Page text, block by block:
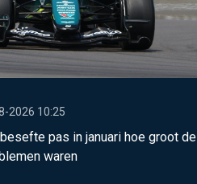
2026 10:25
pas in januari hoe groot de
waren